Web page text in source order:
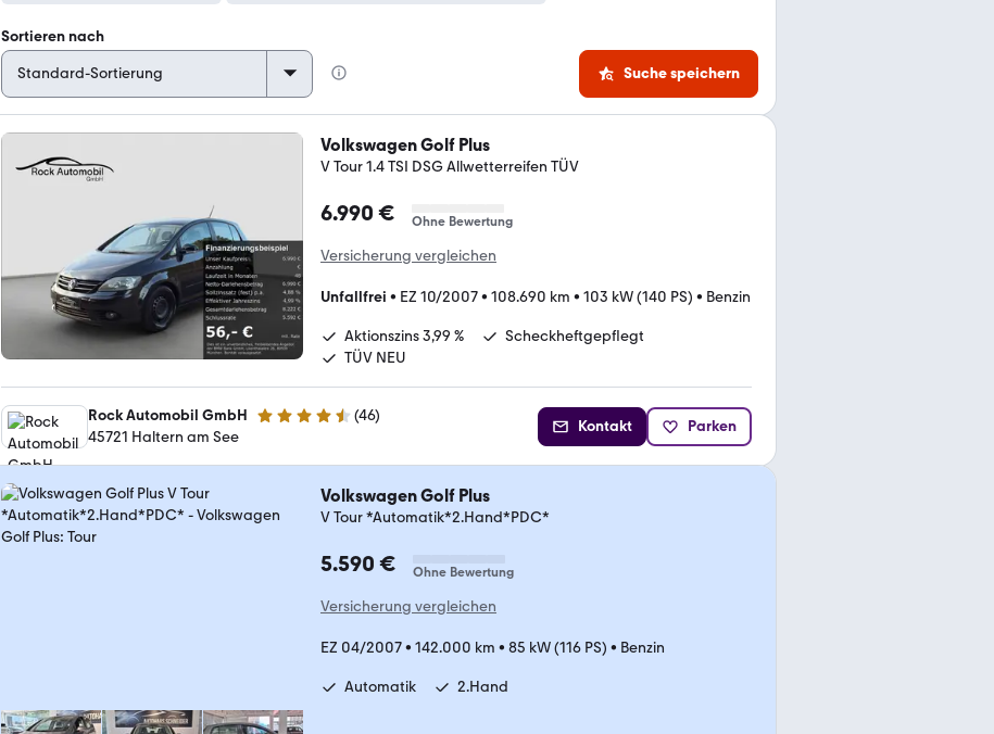
Sortieren nach
Suche speichern
Volkswagen Golf Plus
V Tour 1.4 TSI DSG Allwetterreifen TÜV
6.990 € Ohne Bewertung
Versicherung vergleichen
Unfallfrei • EZ 10/2007• 108.690 km • 103 kW (140 PS) • Benzin
Aktionszins 3,99 %
Scheckheftgepflegt
TÜV NEU
Rock Automobil GmbH 4.7 Sterne (46)
45721 Haltern am See
Kontakt Parken
Volkswagen Golf Plus
V Tour *Automatik*2.Hand*PDC*
5.590 € Ohne Bewertung
Versicherung vergleichen
EZ 04/2007• 142.000 km • 85 kW (116 PS) • Benzin
Automatik 2.Hand